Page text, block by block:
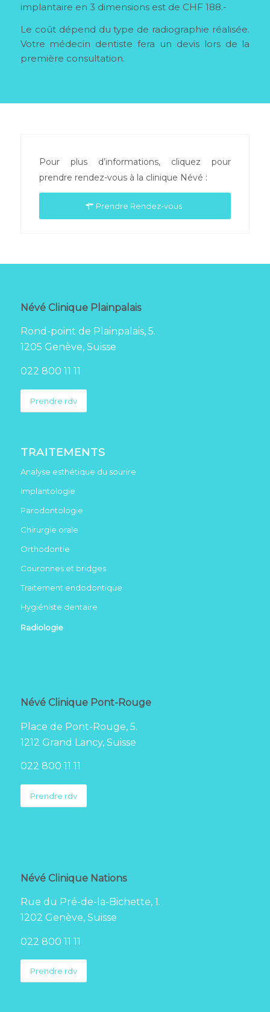
implantaire en 3 dimensions est de CHF 188.-
Le coût dépend du type de radiographie réalisée.
Votre médecin dentiste fera un devis lors de la
première consultation.
Pour plus d’informations, cliquez pour
prendre rendez-vous à la clinique Névé :
Prendre Rendez-vous
Névé Clinique Plainpalais
Rond-point de Plainpalais, 5.
1205 Genève, Suisse
022 800 11 11
Prendre rdv
TRAITEMENTS
Analyse esthétique du sourire
Implantologie
Parodontologie
Chirurgie orale
Orthodontie
Couronnes et bridges
Traitement endodontique
Hygiéniste dentaire
Radiologie
Névé Clinique Pont-Rouge
Place de Pont-Rouge, 5.
1212 Grand Lancy, Suisse
022 800 11 11
Prendre rdv
Névé Clinique Nations
Rue du Pré-de-la-Bichette, 1.
1202 Genève, Suisse
022 800 11 11
Prendre rdv